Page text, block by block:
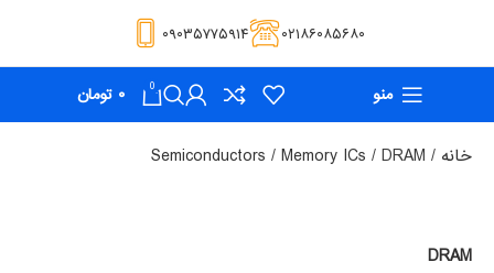
۰۲۱۸۶۰۸۵۶۸۰ ۰۹۰۳۵۷۷۵۹۱۴
منو 0 ۰ تومان
خانه Semiconductors Memory ICs DRAM
DRAM